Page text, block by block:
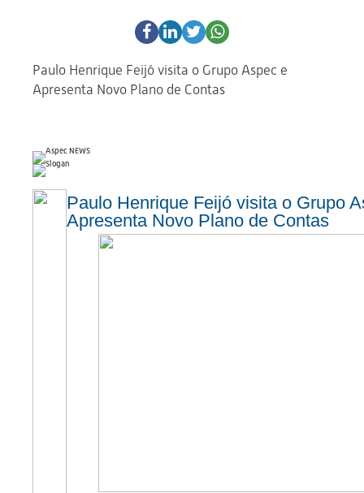
Paulo Henrique Feijó visita o Grupo Aspec e
Apresenta Novo Plano de Contas
Paulo Henrique Feijó visita o Grupo
Apresenta Novo Plano de Contas